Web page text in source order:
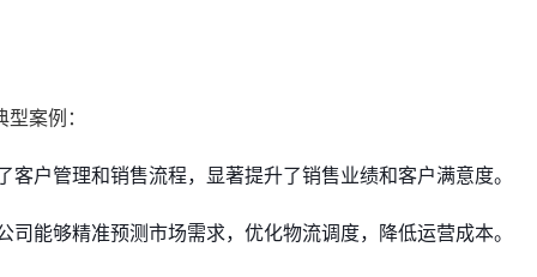
案例：
客户管理和销售流程，显著提升了销售业绩和客户满意度。
司能够精准预测市场需求，优化物流调度，降低运营成本。